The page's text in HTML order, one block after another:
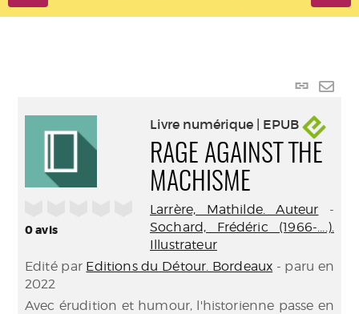
Lien
0avis
Livre numérique | EPUB
RAGE AGAINST THE
MACHISME
Larrère, Mathilde. Auteur -
Sochard, Frédéric (1966-....).
Illustrateur
Edité par Editions du Détour. Bordeaux - paru en
2022
Avec érudition et humour, l'historienne passe en